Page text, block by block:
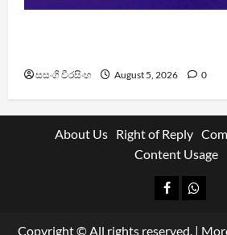
සසංගි වීරසිංහ August 5, 2026 0
About Us Right of Reply
Content Usage
Facebook
Copyright © All rights reserved. |